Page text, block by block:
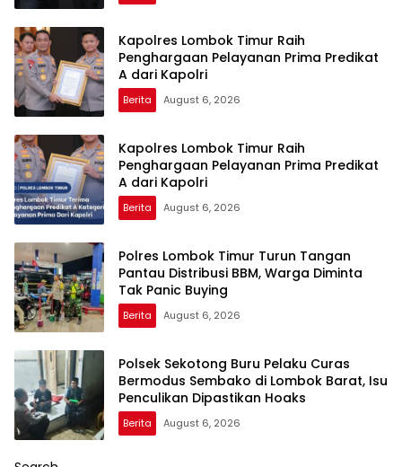
Kapolres Lombok Timur Raih
Penghargaan Pelayanan Prima Predikat
A dari Kapolri
Berita August 6, 2026
Kapolres Lombok Timur Raih
Penghargaan Pelayanan Prima Predikat
A dari Kapolri
Berita August 6, 2026
Polres Lombok Timur Turun Tangan
Pantau Distribusi BBM, Warga Diminta
Tak Panic Buying
Berita August 6, 2026
Polsek Sekotong Buru Pelaku Curas
Bermodus Sembako di Lombok Barat, Isu
Penculikan Dipastikan Hoaks
Berita August 6, 2026